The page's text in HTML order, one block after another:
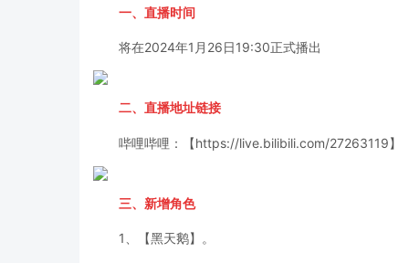
一、直播时间
将在2024年1月26日19:30正式播出
二、直播地址链接
哔哩哔哩：【https://live.bilibili.com/27263119】
三、新增角色
1、【黑天鹅】。